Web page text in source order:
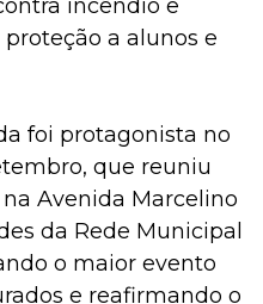
incêndio e
a alunos e
foi protagonista no
que reuniu
Avenida Marcelino
da Rede Municipal
o maior evento
e reafirmando o